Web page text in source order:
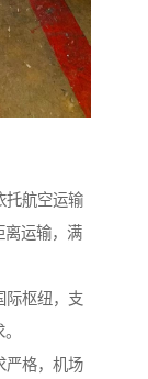
托航空运输
离运输，满
际枢纽，支
严格，机场